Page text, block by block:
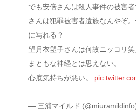
でも安倍さんは殺人事件の被害
さんは犯罪被害者遺族なんやぞ
に写れる？
望月衣塑子さんは何故ニッコリ笑
まともな神経とは思えない。
心底気持ちが悪い。
— 三浦マイルド